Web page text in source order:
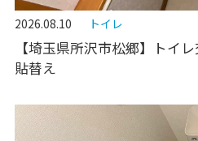
2026.08.10 トイレ
【埼玉県所沢市松郷】トイ
貼替え